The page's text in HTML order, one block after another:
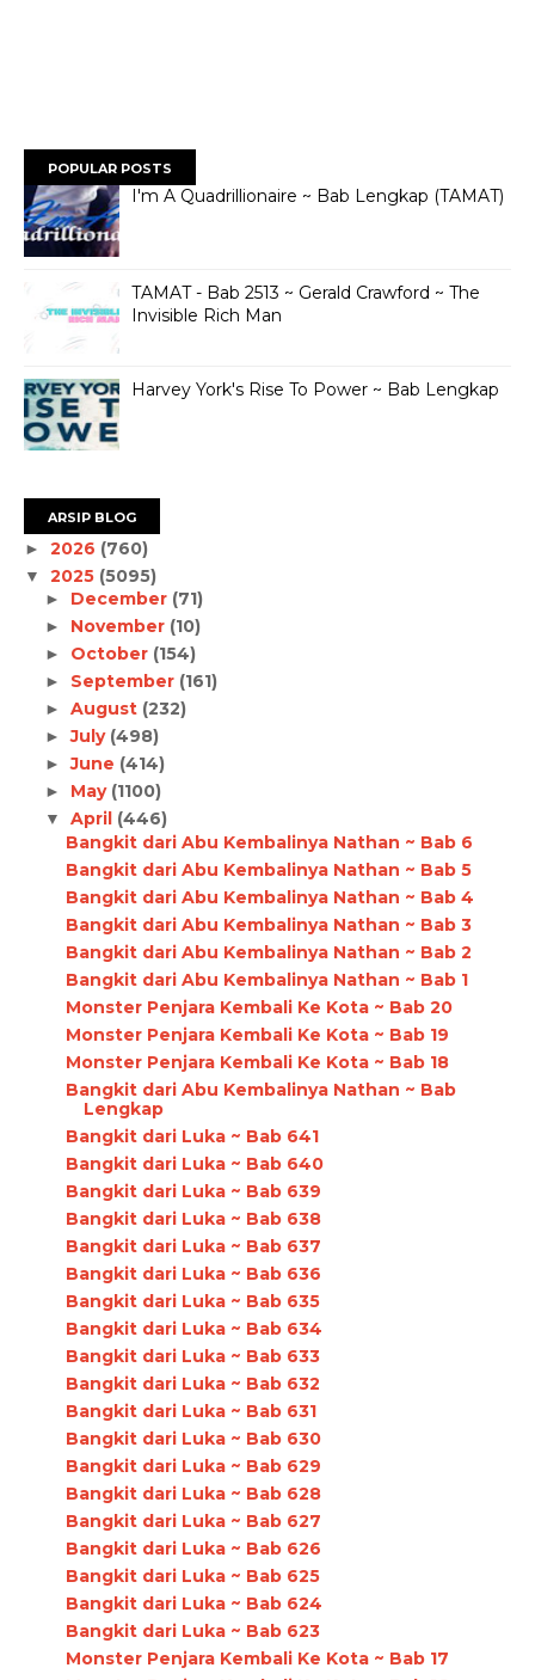
POPULAR POSTS
I'm A Quadrillionaire ~ Bab Lengkap (TAMAT)
TAMAT - Bab 2513 ~ Gerald Crawford ~ The
Invisible Rich Man
Harvey York's Rise To Power ~ Bab Lengkap
ARSIP BLOG
► 2026 (760)
▼ 2025 (5095)
► December (71)
► November (10)
► October (154)
► September (161)
► August (232)
►July (498)
►June (414)
► May (1100)
▼ April (446)
Bangkit dari Abu Kembalinya Nathan ~ Bab 6
Bangkit dari Abu Kembalinya Nathan ~ Bab 5
Bangkit dari Abu Kembalinya Nathan ~ Bab 4
Bangkit dari Abu Kembalinya Nathan ~ Bab 3
Bangkit dari Abu Kembalinya Nathan ~ Bab 2
Bangkit dari Abu Kembalinya Nathan ~ Bab 1
Monster Penjara Kembali Ke Kota ~ Bab 20
Monster Penjara Kembali Ke Kota ~ Bab 19
Monster Penjara Kembali Ke Kota ~ Bab 18
Bangkit dari Abu Kembalinya Nathan ~ Bab
Lengkap
Bangkit dari Luka ~ Bab 641
Bangkit dari Luka ~ Bab 640
Bangkit dari Luka ~ Bab 639
Bangkit dari Luka ~ Bab 638
Bangkit dari Luka ~ Bab 637
Bangkit dari Luka ~ Bab 636
Bangkit dari Luka ~ Bab 635
Bangkit dari Luka ~ Bab 634
Bangkit dari Luka ~ Bab 633
Bangkit dari Luka ~ Bab 632
Bangkit dari Luka ~ Bab 631
Bangkit dari Luka ~ Bab 630
Bangkit dari Luka ~ Bab 629
Bangkit dari Luka ~ Bab 628
Bangkit dari Luka ~ Bab 627
Bangkit dari Luka ~ Bab 626
Bangkit dari Luka ~ Bab 625
Bangkit dari Luka ~ Bab 624
Bangkit dari Luka ~ Bab 623
Monster Penjara Kembali Ke Kota ~ Bab 17